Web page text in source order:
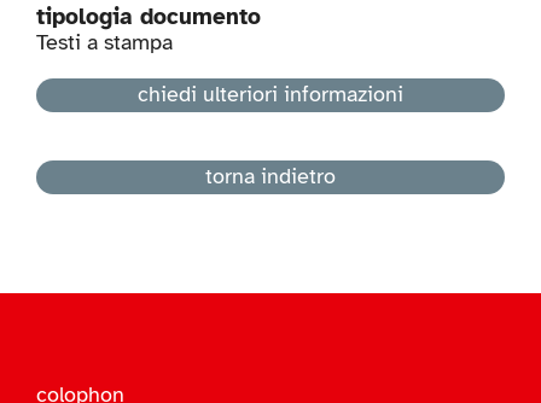
tipologia documento
Testi a stampa
chiedi ulteriori informazioni
torna indietro
colophon